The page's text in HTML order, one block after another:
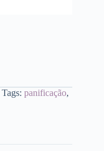
Tags: panificação,